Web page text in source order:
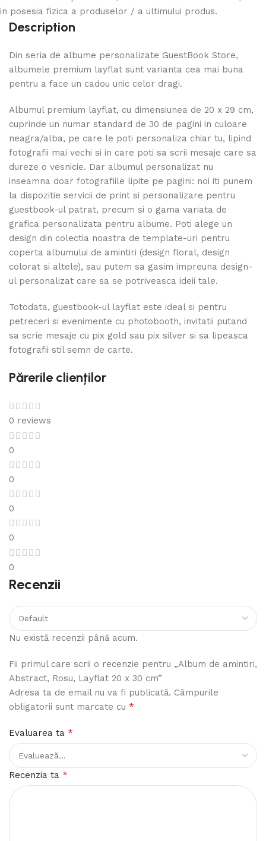
in posesia fizica a produselor / a ultimului produs.
Description
Din seria de albume personalizate GuestBook Store,
albumele premium layflat sunt varianta cea mai buna
pentru a face un cadou unic celor dragi.
Albumul premium layflat, cu dimensiunea de 20 x 29 cm,
cuprinde un numar standard de 30 de pagini in culoare
neagra/alba, pe care le poti personaliza chiar tu, lipind
fotografii mai vechi si in care poti sa scrii mesaje care sa
dureze o vesnicie. Dar albumul personalizat nu
inseamna doar fotografiile lipite pe pagini: noi iti punem
la dispozitie servicii de print si personalizare pentru
guestbook-ul patrat, precum si o gama variata de
grafica personalizata pentru albume. Poti alege un
design din colectia noastra de template-uri pentru
coperta albumului de amintiri (design floral, design
colorat si altele), sau putem sa gasim impreuna design-
ul personalizat care sa se potriveasca ideii tale.
Totodata, guestbook-ul layflat este ideal si pentru
petreceri si evenimente cu photobooth, invitatii putand
sa scrie mesaje cu pix gold sau pix silver si sa lipeasca
fotografii stil semn de carte.
Părerile clienților
0 reviews
0
0
0
0
0
Recenzii
Nu există recenzii până acum.
Fii primul care scrii o recenzie pentru „Album de amintiri,
Abstract, Rosu, Layflat 20 x 30 cm”
Adresa ta de email nu va fi publicată. Câmpurile
obligatorii sunt marcate cu *
Evaluarea ta *
Recenzia ta *